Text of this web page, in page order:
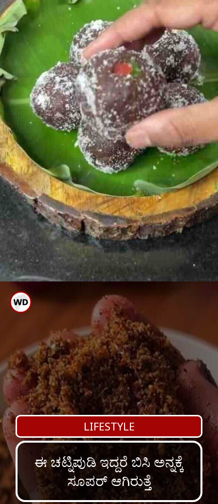
ಗಮನಿಸಿ: ಈ ಪಾಕ ವಿಧಾನ ವಿವಿಧ
ಮೂಲಗಳಿಂದ ಆಧರಿಸಿದ್ದಾಗಿದೆ.
LIFESTYLE
ಈ ಚಟ್ನಿಪುಡಿ ಇದ್ದರೆ ಬಿಸಿ ಅನ್ನಕ್ಕೆ
ಸೂಪರ್ ಆಗಿರುತ್ತೆ